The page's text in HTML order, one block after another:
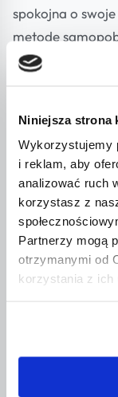
Niniejsza strona
Wykorzystujemy
i reklam, aby
analizować ruch
korzystasz z
Partnerzy mogą
otrzymanymi od
korzystania z ich
spokojna o
metodę
czyli tzw.
specjalnym
laboratorium
charakter
Ostatnia